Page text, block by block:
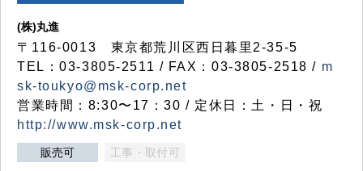
(株)丸進
〒116-0013 東京都荒川区西日暮里2-35-5
TEL：03-3805-2511 / FAX：03-3805-2518 / m
sk-toukyo@msk-corp.net
営業時間：8:30〜17：30 / 定休日：土・日・祝
http://www.msk-corp.net
販売可 工事・取付可